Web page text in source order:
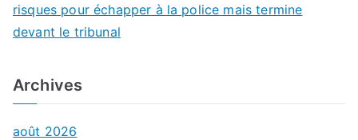
risques pour échapper à la police mais termine
devant le tribunal
Archives
août 2026